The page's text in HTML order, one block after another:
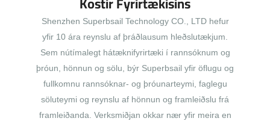
Shenzhen Superbsail Technology CO., LTD hefur
yfir 10 ára reynslu af þráðlausum hleðslutækjum.
Sem nútímalegt hátæknifyrirtæki í rannsóknum og
þróun, hönnun og sölu, býr Superbsail yfir öflugu og
fullkomnu rannsóknar- og þróunarteymi, faglegu
söluteymi og reynslu af hönnun og framleiðslu frá
framleiðanda. Verksmiðjan okkar nær yfir meira en